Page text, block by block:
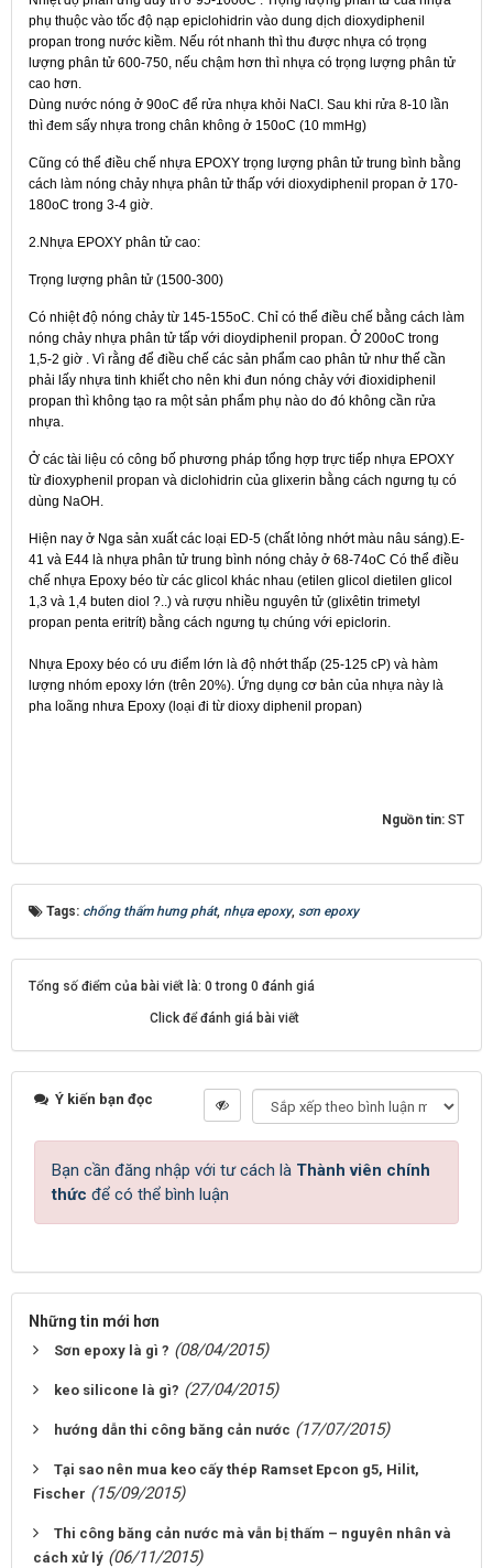
phụ thuộc vào tốc độ nạp epiclohidrin vào dung dịch dioxydiphenil
propan trong nước kiềm. Nếu rót nhanh thì thu được nhựa có trọng
lượng phân tử 600-750, nếu chậm hơn thì nhựa có trọng lượng phân tử
cao hơn.
Dùng nước nóng ở 90oC để rửa nhựa khỏi NaCl. Sau khi rửa 8-10 lần
thì đem sấy nhựa trong chân không ở 150oC (10 mmHg)
Cũng có thể điều chế nhựa EPOXY trọng lượng phân tử trung bình bằng
cách làm nóng chảy nhựa phân tử thấp với dioxydiphenil propan ở 170-
180oC trong 3-4 giờ.
2.Nhựa EPOXY phân tử cao:
Trọng lượng phân tử (1500-300)
Có nhiệt độ nóng chảy từ 145-155oC. Chỉ có thể điều chế bằng cách làm
nóng chảy nhựa phân tử tấp với dioydiphenil propan. Ở 200oC trong
1,5-2 giờ . Vì rằng để điều chế các sản phẩm cao phân tử như thế cần
phải lấy nhựa tinh khiết cho nên khi đun nóng chảy với đioxidiphenil
propan thì không tạo ra một sản phẩm phụ nào do đó không cần rửa
nhựa.
Ở các tài liệu có công bố phương pháp tổng hợp trực tiếp nhựa EPOXY
từ đioxyphenil propan và diclohidrin của glixerin bằng cách ngưng tụ có
dùng NaOH.
Hiện nay ở Nga sản xuất các loại ED-5 (chất lỏng nhớt màu nâu sáng).E-
41 và E44 là nhựa phân tử trung bình nóng chảy ở 68-74oC Có thể điều
chế nhựa Epoxy béo từ các glicol khác nhau (etilen glicol dietilen glicol
1,3 và 1,4 buten diol ?..) và rượu nhiều nguyên tử (glixêtin trimetyl
propan penta eritrít) bằng cách ngưng tụ chúng với epiclorin.
Nhựa Epoxy béo có ưu điểm lớn là độ nhớt thấp (25-125 cP) và hàm
lượng nhóm epoxy lớn (trên 20%). Ứng dụng cơ bản của nhựa này là
pha loãng nhưa Epoxy (loại đi từ dioxy diphenil propan)
Nguồn tin: ST
Tags: chống thấm hưng phát, nhựa epoxy, sơn epoxy
Tổng số điểm của bài viết là: 0 trong 0 đánh giá
Click để đánh giá bài viết
Ý kiến bạn đọc
Bạn cần đăng nhập với tư cách là Thành viên chính
thức để có thể bình luận
Những tin mới hơn
Sơn epoxy là gì ? (08/04/2015)
keo silicone là gì? (27/04/2015)
hướng dẫn thi công băng cản nước (17/07/2015)
Tại sao nên mua keo cấy thép Ramset Epcon g5, Hilit,
Fischer (15/09/2015)
Thi công băng cản nước mà vẫn bị thấm – nguyên nhân và
cách xử lý (06/11/2015)